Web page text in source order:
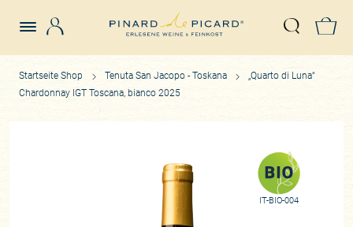
Suche
Startseite Shop Tenuta San Jacopo - Toskana
„Quarto di Luna“
Chardonnay IGT Toscana, bianco 2025
IT-BIO-004